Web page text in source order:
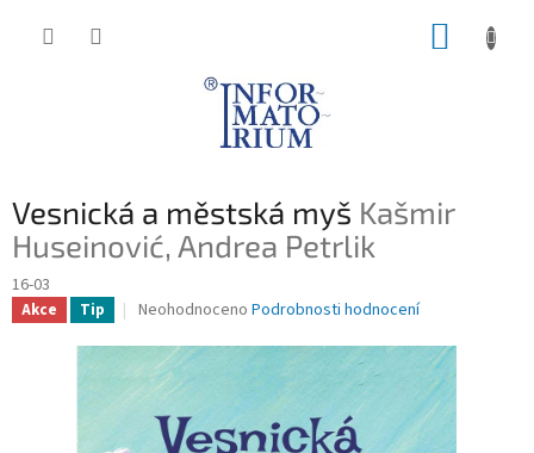
Vesnická a městská myš Kašmir
Huseinović, Andrea Petrlik
16-03
Akce Tip
Průměrné
produktu
je
0,0
Neohodnoceno Podrobnosti hodnocení